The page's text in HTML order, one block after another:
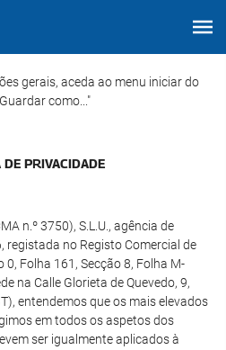
gerais, aceda ao menu iniciar do
como..."
PRIVACIDADE
n.º 3750), S.L.U., agência de
registada no Registo Comercial de
0, Folha 161, Secção 8, Folha M-
na Calle Glorieta de Quevedo, 9,
entendemos que os mais elevados
em todos os aspetos dos
ser igualmente aplicados à